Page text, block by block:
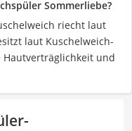
Sommerliebe?
riecht laut
laut Kuschelweich-
Hautverträglichkeit und